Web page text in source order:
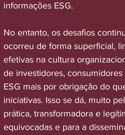
informações ESG.
No entanto, os desafios
ocorreu de forma superficial,
efetivas na cultura
de investidores,
ESG mais por obrigação do
iniciativas. Isso se dá, muito
prática, transformadora e
equivocadas e para a